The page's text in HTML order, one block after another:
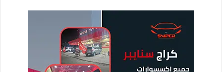
ضعف الانتصاب خلال العلاقة